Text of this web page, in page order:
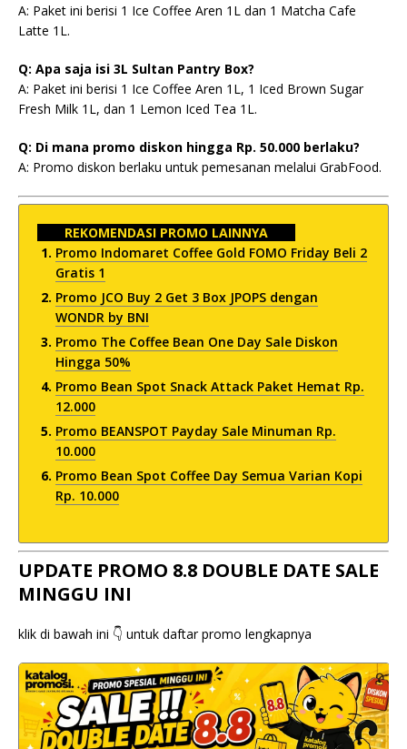
A: Paket ini berisi 1 Ice Coffee Aren 1L dan 1 Matcha Cafe
Latte 1L.
Q: Apa saja isi 3L Sultan Pantry Box?
A: Paket ini berisi 1 Ice Coffee Aren 1L, 1 Iced Brown Sugar
Fresh Milk 1L, dan 1 Lemon Iced Tea 1L.
Q: Di mana promo diskon hingga Rp. 50.000 berlaku?
A: Promo diskon berlaku untuk pemesanan melalui GrabFood.
REKOMENDASI PROMO LAINNYA
Promo Indomaret Coffee Gold FOMO Friday Beli 2
Gratis 1
Promo JCO Buy 2 Get 3 Box JPOPS dengan
WONDR by BNI
Promo The Coffee Bean One Day Sale Diskon
Hingga 50%
Promo Bean Spot Snack Attack Paket Hemat Rp.
12.000
Promo BEANSPOT Payday Sale Minuman Rp.
10.000
Promo Bean Spot Coffee Day Semua Varian Kopi
Rp. 10.000
UPDATE PROMO 8.8 DOUBLE DATE SALE
MINGGU INI
klik di bawah ini 👇 untuk daftar promo lengkapnya